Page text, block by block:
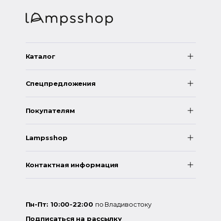
Каталог
Спецпредложения
Покупателям
Lampsshop
Контактная информация
Пн-Пт: 10:00-22:00 по Владивостоку
Подписаться на рассылку